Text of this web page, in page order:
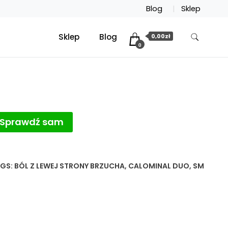
Blog Sklep
Sklep Blog
0
0,00zł
Sprawdź sam
BÓL Z LEWEJ STRONY BRZUCHA, CALOMINAL DUO, SM